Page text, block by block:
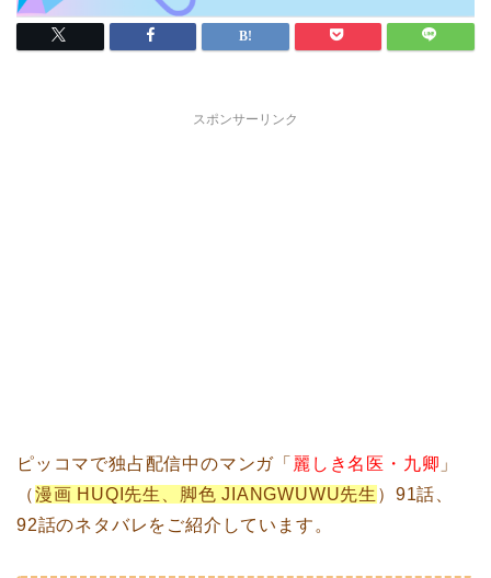
スポンサーリンク
ピッコマで独占配信中のマンガ「 麗しき名医・九卿 」
（漫画 HUQI先生、脚色 JIANGWUWU先生 ）91話、
92話のネタバレをご紹介しています。